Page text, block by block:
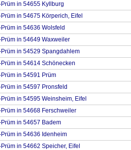
in 54655 Kyllburg
in 54675 Körperich, Eifel
in 54636 Wolsfeld
in 54649 Waxweiler
in 54529 Spangdahlem
in 54614 Schönecken
in 54591 Prüm
in 54597 Pronsfeld
in 54595 Weinsheim, Eifel
in 54668 Ferschweiler
in 54657 Badem
in 54636 Idenheim
in 54662 Speicher, Eifel